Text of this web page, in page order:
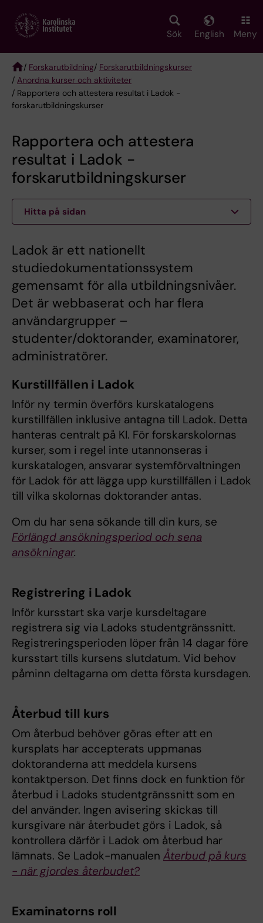
main
Sök English Meny
Breadcrumb
/ Forskarutbildning/ Forskarutbildningskurser
/ Anordna kurser och aktiviteter
/ Rapportera och attestera resultat i Ladok -
forskarutbildningskurser
Rapportera och attestera
resultat i Ladok -
forskarutbildningskurser
Hitta på sidan
Ladok är ett nationellt
studiedokumentationssystem
gemensamt för alla utbildningsnivåer.
Det är webbaserat och har flera
användargrupper –
studenter/doktorander, examinatorer,
administratörer.
Kurstillfällen i Ladok
Inför ny termin överförs kurskatalogens
kurstillfällen inklusive antagna till Ladok. Detta
hanteras centralt på KI. För forskarskolornas
kurser, som i regel inte utannonseras i
kurskatalogen, ansvarar systemförvaltningen
för Ladok för att lägga upp kurstillfällen i Ladok
till vilka skolornas doktorander antas.
Om du har sena sökande till din kurs, se
Förlängd ansökningsperiod och sena
ansökningar.
Registrering i Ladok
Inför kursstart ska varje kursdeltagare
registrera sig via Ladoks studentgränssnitt.
Registreringsperioden löper från 14 dagar före
kursstart tills kursens slutdatum. Vid behov
påminn deltagarna om detta första kursdagen.
Återbud till kurs
Om återbud behöver göras efter att en
kursplats har accepterats uppmanas
doktoranderna att meddela kursens
kontaktperson. Det finns dock en funktion för
återbud i Ladoks studentgränssnitt som en
del använder. Ingen avisering skickas till
kursgivare när återbudet görs i Ladok, så
kontrollera därför i Ladok om återbud har
lämnats. Se Ladok-manualen Återbud på kurs
- när gjordes återbudet?
Examinatorns roll